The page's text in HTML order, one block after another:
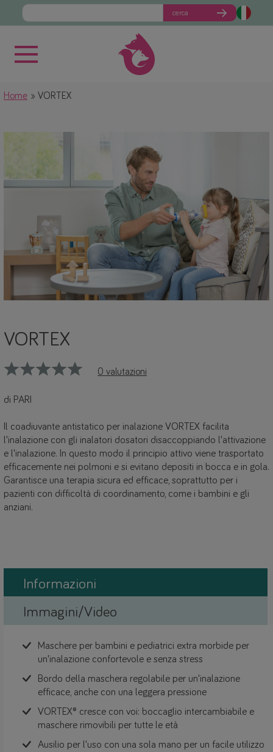
cerca
Home VORTEX
VORTEX
0 valutazioni
di PARI
Il coadiuvante antistatico per inalazione VORTEX facilita
l'inalazione con gli inalatori dosatori disaccoppiando l'attivazione
e l'inalazione. In questo modo il principio attivo viene trasportato
efficacemente nei polmoni e si evitano depositi in bocca e in gola.
Garantisce una terapia sicura ed efficace, soprattutto per i
pazienti con difficoltà di coordinamento, come i bambini e gli
anziani.
Informazioni
Immagini/Video
Maschere per bambini e pediatrici extra morbide per
un'inalazione confortevole e senza stress
Bordo della maschera regolabile per un'inalazione
efficace, anche con una leggera pressione
VORTEX® cresce con voi: boccaglio intercambiabile e
maschere rimovibili per tutte le età
Ausilio per l'uso con una sola mano per un facile utilizzo